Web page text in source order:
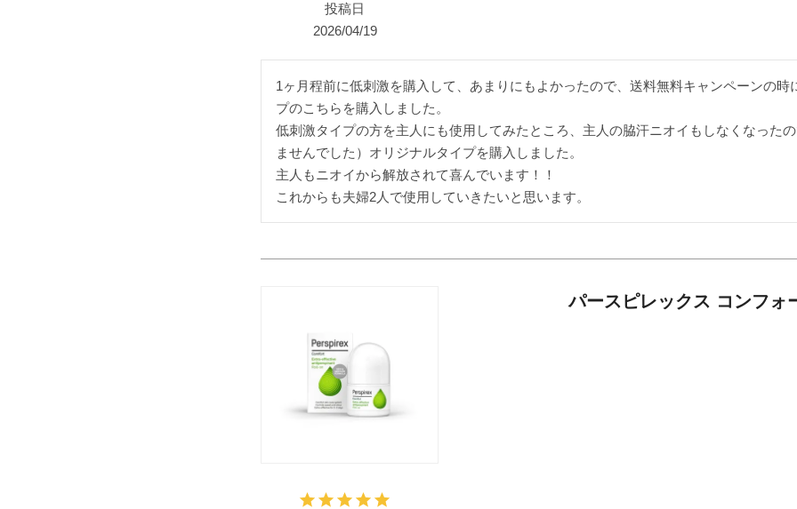
投稿日
2026/04/19
1ヶ月程前に低刺激を購入して、あまりにもよかったので、送料無料キャンペーンの時
プのこちらを購入しました。
低刺激タイプの方を主人にも使用してみたところ、主人の脇汗ニオイもしなくなった
ませんでした）オリジナルタイプを購入しました。
主人もニオイから解放されて喜んでいます！！
これからも夫婦2人で使用していきたいと思います。
パースピレックス コンフォ